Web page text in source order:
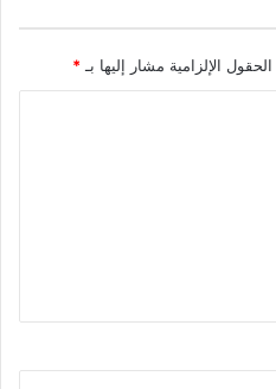
الحقول الإلزامية مشار إليها بـ *